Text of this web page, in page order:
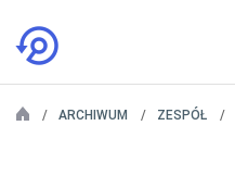
ARCHIWUM ZESPÓŁ